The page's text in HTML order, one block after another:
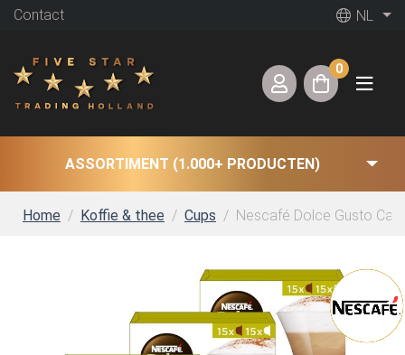
Contact NL
0
ASSORTIMENT (1.000+ PRODUCTEN)
Home Koffie & thee Cups Nescafé Dolce Gusto